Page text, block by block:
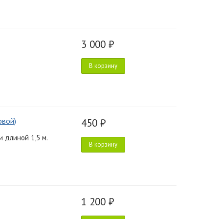
3 000 ₽
В корзину
длиной 1,5 м.
450 ₽
В корзину
1 200 ₽